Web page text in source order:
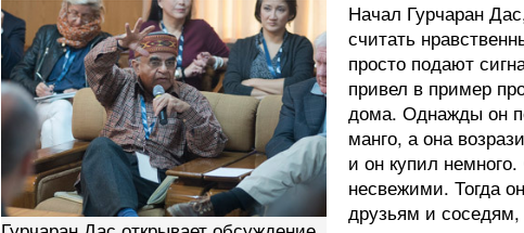
Начал Гурчаран
считать
просто подают
привел в пример
дома. Однажды он
манго, а она
и он купил
несвежими. Тогда
друзьям и соседям,